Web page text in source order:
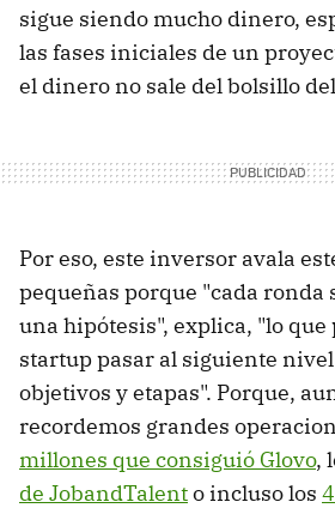
sigue siendo mucho dinero,
las fases iniciales de un
el dinero no sale del bolsillo
Por eso, este inversor avala
pequeñas porque "cada
una hipótesis", explica, "lo que
startup pasar al siguiente
objetivos y etapas". Porque,
recordemos grandes
millones que consiguió Glovo,
de JobandTalento incluso los